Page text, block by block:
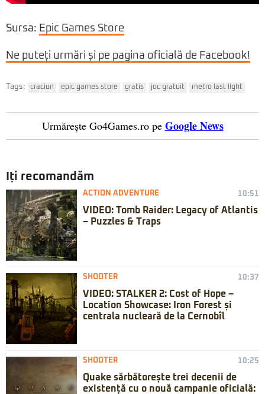
Sursa: Epic Games Store
Ne puteți urmări și pe pagina oficială de Facebook!
Tags: craciun epic games store gratis joc gratuit metro last light
Urmărește Go4Games.ro pe Google News
Iți recomandăm
ACTION ADVENTURE 10:51
VIDEO: Tomb Raider: Legacy of Atlantis
– Puzzles & Traps
SHOOTER 10:37
VIDEO: STALKER 2: Cost of Hope –
Location Showcase: Iron Forest și
centrala nucleară de la Cernobîl
SHOOTER 10:25
Quake sărbătorește trei decenii de
existență cu o nouă campanie oficială: